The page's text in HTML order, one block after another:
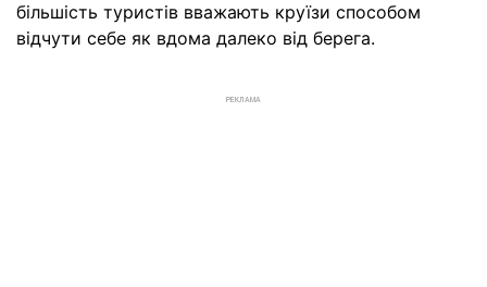
більшість туристів вважають круїзи способом
відчути себе як вдома далеко від берега.
РЕКЛАМА